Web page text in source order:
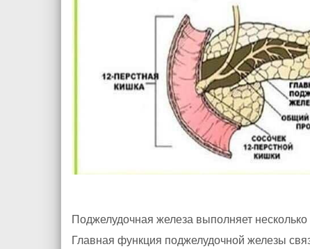
Поджелудочная железа выполняет
Главная функция поджелудочной железы